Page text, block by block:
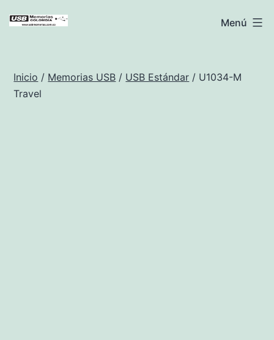
USB
Menú
Inicio / Memorias USB / USB Estándar / U1034-M
Travel